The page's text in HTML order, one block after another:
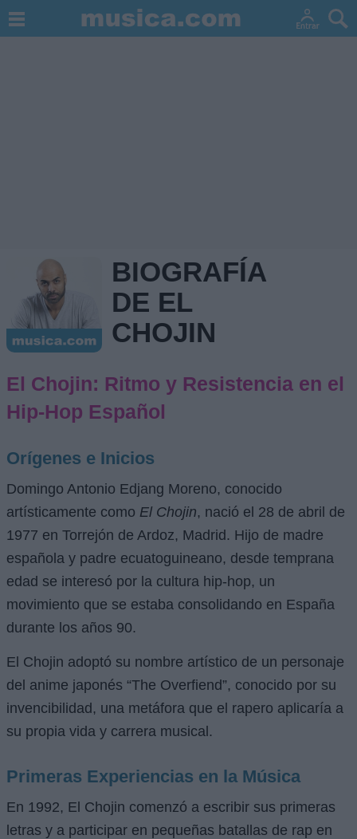
BIOGRAFÍA
DE EL
CHOJIN
El Chojin: Ritmo y Resistencia en el
Hip-Hop Español
Orígenes e Inicios
Domingo Antonio Edjang Moreno, conocido
artísticamente como El Chojin, nació el 28 de abril de
1977 en Torrejón de Ardoz, Madrid. Hijo de madre
española y padre ecuatoguineano, desde temprana
edad se interesó por la cultura hip-hop, un
movimiento que se estaba consolidando en España
durante los años 90.
El Chojin adoptó su nombre artístico de un personaje
del anime japonés “The Overfiend”, conocido por su
invencibilidad, una metáfora que el rapero aplicaría a
su propia vida y carrera musical.
Primeras Experiencias en la Música
En 1992, El Chojin comenzó a escribir sus primeras
letras y a participar en pequeñas batallas de rap en